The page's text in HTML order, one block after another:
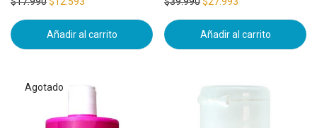
Añadir al carrito Añadir al carrito